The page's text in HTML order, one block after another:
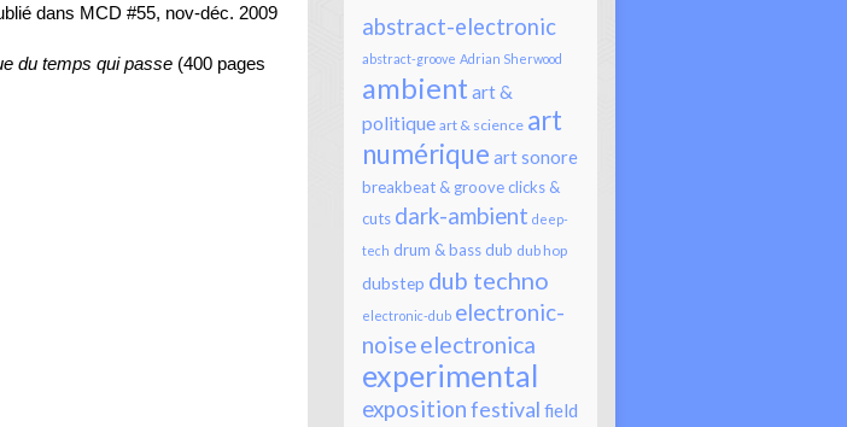
dans MCD #55, nov-déc. 2009
du temps qui passe (400 pages
abstract-electronic
abstract-groove Adrian Sherwood
ambient art &
politique art & science art
numérique art sonore
breakbeat & groove clicks &
cuts dark-ambient deep-
tech drum & bass dub dub hop
dubstep dub techno
electronic-dub electronic-
noiseelectronica
experimental
expositionfestival field